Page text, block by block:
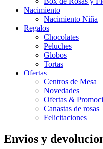
Nacimiento
Nacimiento Niña
Regalos
Chocolates
Peluches
Globos
Tortas
Ofertas
Centros de Mesa
Novedades
Ofertas &
Canastas de rosas
Felicitaciones
Envios y